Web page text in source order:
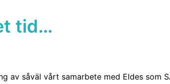
tid…
av såväl vårt samarbete med Eldes som